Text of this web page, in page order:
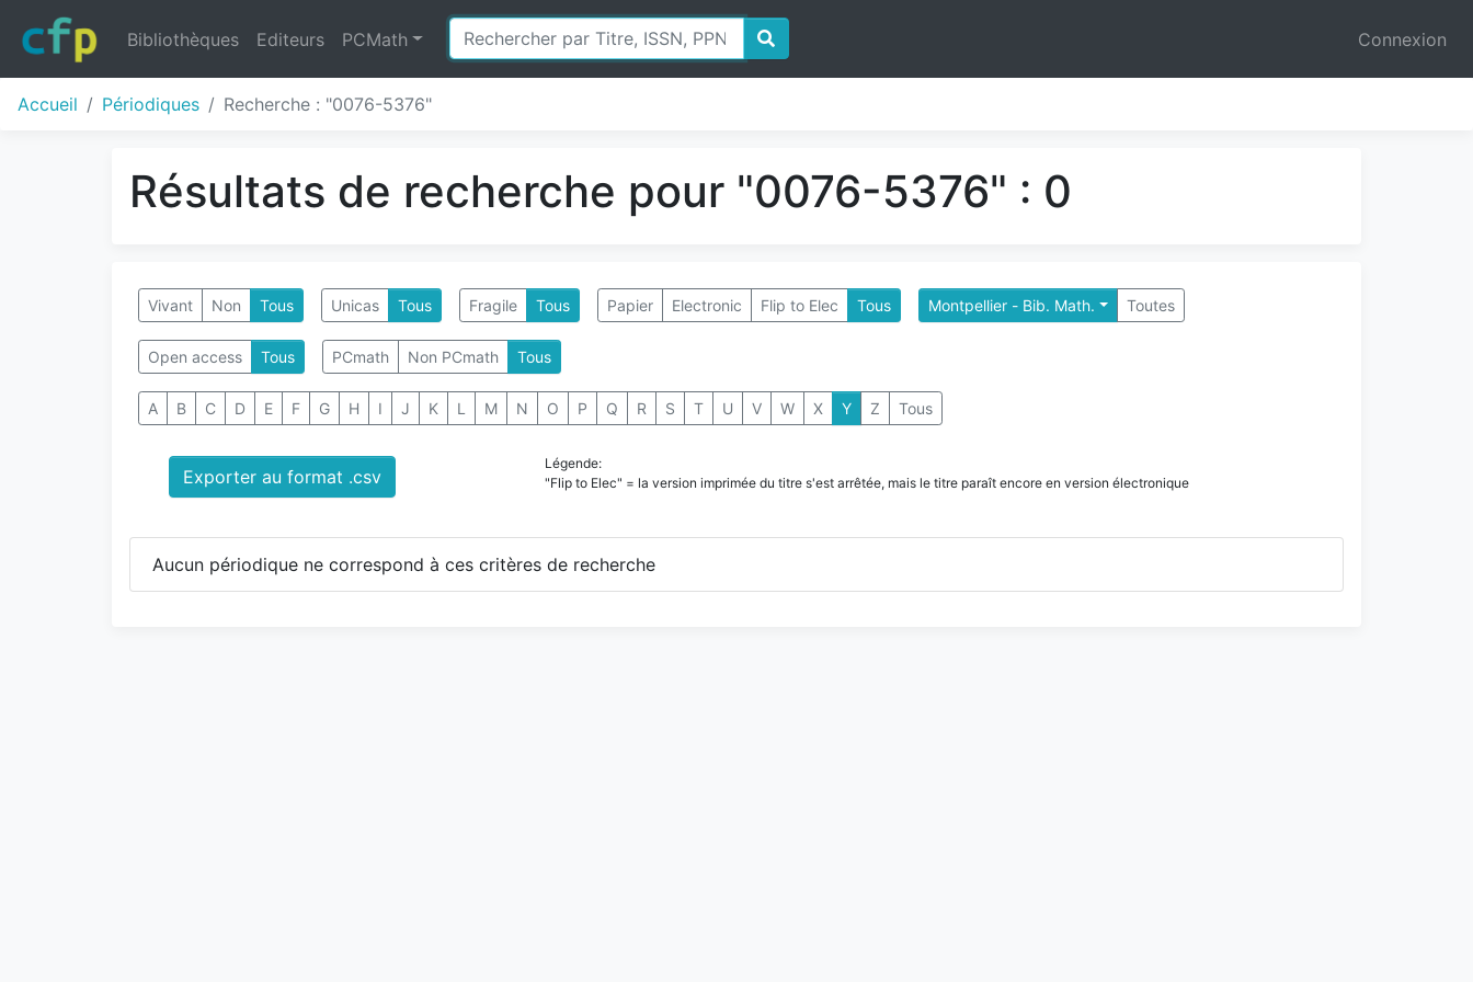
Bibliothèques Editeurs PCMath Connexion
Accueil Périodiques Recherche : "0076-5376"
Résultats de recherche pour "0076-5376" : 0
Vivant Non Tous Unicas Tous Fragile Tous Papier Electronic Flip to Elec Tous Montpellier - Bib. Math. Toutes
Open access Tous PCmath Non PCmath Tous
A B C D E F G H I J K L M N O P Q R S T U V W X Y Z Tous
Exporter au format .csv
Légende:
"Flip to Elec" = la version imprimée du titre s'est arrêtée, mais le titre paraît encore en version électronique
Aucun périodique ne correspond à ces critères de recherche